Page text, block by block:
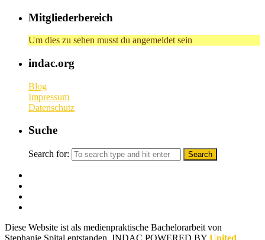
Mitgliederbereich
Um dies zu sehen musst du angemeldet sein
indac.org
Blog
Impressum
Datenschutz
Suche
Search for:
Diese Website ist als medienpraktische Bachelorarbeit von